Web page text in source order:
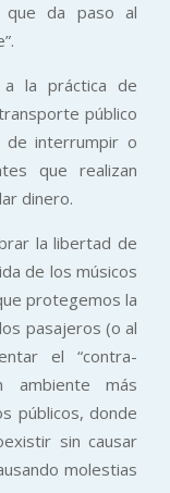
que da paso al
a la práctica de
público
de interrumpir o
que realizan
dinero.
la libertad de
de los músicos
protegemos la
pasajeros (o al
el “contra-
ambiente más
públicos, donde
sin causar
molestias